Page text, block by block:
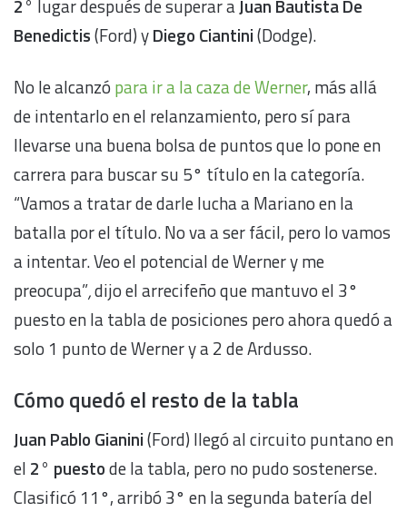
2° lugar después de superar aJuan Bautista De
Benedictis(Ford) yDiego Ciantini(Dodge).
No le alcanzó para ir a la caza de Werner, más allá
de intentarlo en el relanzamiento, pero sí para
llevarse una buena bolsa de puntos que lo pone en
carrera para buscar su 5° título en la categoría.
“Vamos a tratar de darle lucha a Mariano en la
batalla por el título. No va a ser fácil, pero lo vamos
a intentar. Veo el potencial de Werner y me
preocupa”,dijo el arrecifeño quemantuvo el 3°
puesto en la tabla de posiciones pero ahora quedó a
solo 1 punto de Werner y a 2 de Ardusso.
Cómo quedó el resto de la tabla
Juan Pablo Gianini(Ford) llegó al circuito puntano en
el 2° puestode la tabla, pero no pudo sostenerse.
Clasificó 11°, arribó 3° en la segunda batería del